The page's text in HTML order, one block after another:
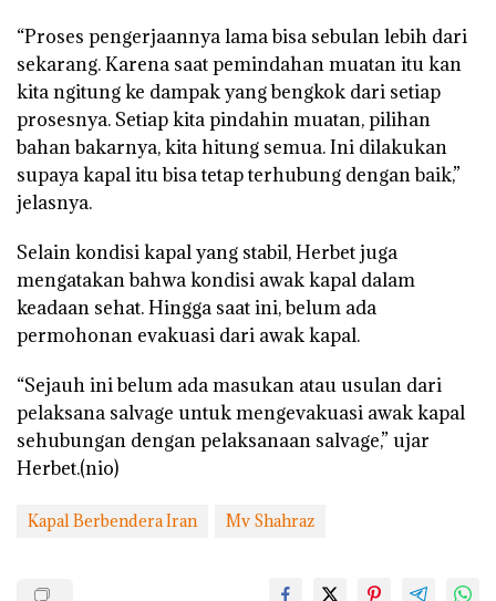
“Proses pengerjaannya lama bisa sebulan lebih dari
sekarang. Karena saat pemindahan muatan itu kan
kita ngitung ke dampak yang bengkok dari setiap
prosesnya. Setiap kita pindahin muatan, pilihan
bahan bakarnya, kita hitung semua. Ini dilakukan
supaya kapal itu bisa tetap terhubung dengan baik,”
jelasnya.
Selain kondisi kapal yang stabil, Herbet juga
mengatakan bahwa kondisi awak kapal dalam
keadaan sehat. Hingga saat ini, belum ada
permohonan evakuasi dari awak kapal.
“Sejauh ini belum ada masukan atau usulan dari
pelaksana salvage untuk mengevakuasi awak kapal
sehubungan dengan pelaksanaan salvage,” ujar
Herbet.(nio)
Kapal Berbendera Iran Mv Shahraz